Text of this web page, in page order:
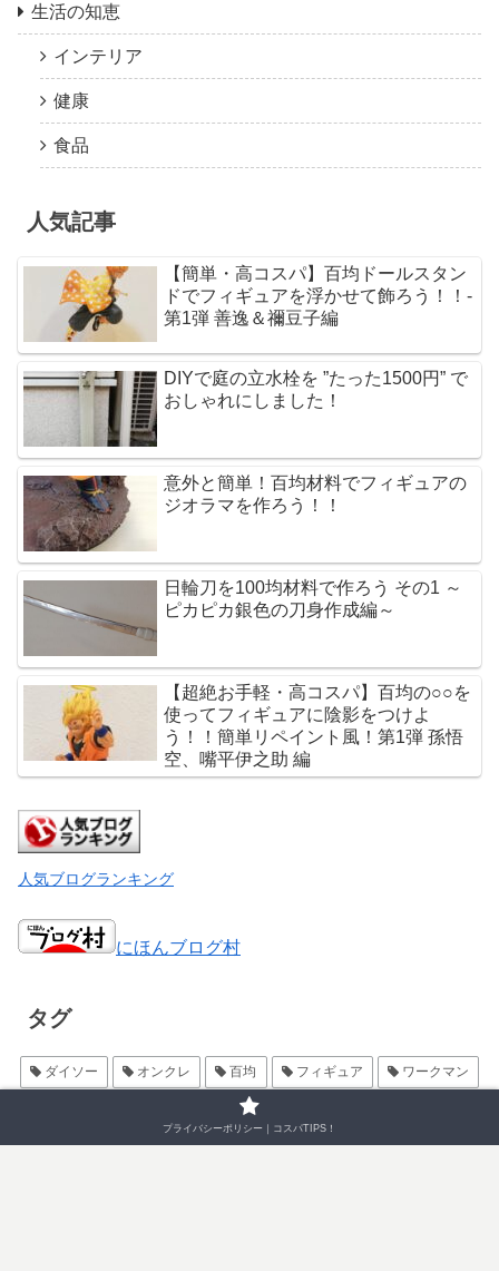
生活の知恵
インテリア
健康
食品
人気記事
【簡単・高コスパ】百均ドールスタン
ドでフィギュアを浮かせて飾ろう！！-
第1弾 善逸＆禰豆子編
DIYで庭の立水栓を ”たった1500円” で
おしゃれにしました！
意外と簡単！百均材料でフィギュアの
ジオラマを作ろう！！
日輪刀を100均材料で作ろう その1 ～
ピカピカ銀色の刀身作成編～
【超絶お手軽・高コスパ】百均の○○を
使ってフィギュアに陰影をつけよ
う！！簡単リペイント風！第1弾 孫悟
空、嘴平伊之助 編
人気ブログランキング
にほんブログ村
タグ
ダイソー オンクレ 百均 フィギュア ワークマン
プライバシーポリシー｜コスパTIPS！